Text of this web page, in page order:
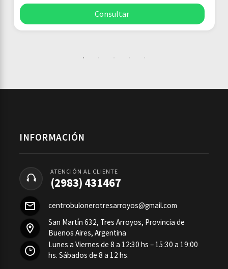
Consultar
INFORMACIÓN
ATENCIÓN AL CLIENTE
(2983) 431467
centrobulonerotresarroyos@gmail.com
San Martín 632, Tres Arroyos, Provincia de
Buenos Aires, Argentina
Lunes a Viernes de 8 a 12:30 hs – 15:30 a 19:00
hs. Sábados de 8 a 12 hs.